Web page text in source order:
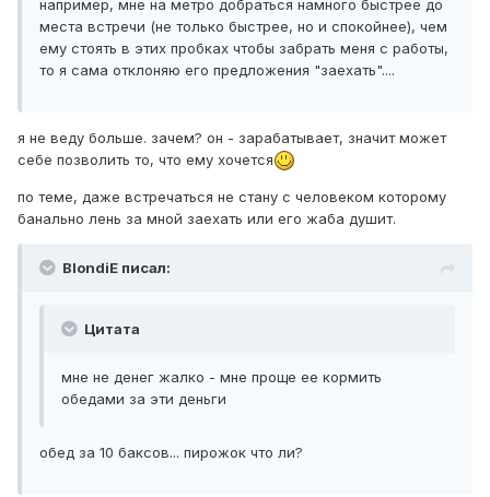
например, мне на метро добраться намного быстрее до
места встречи (не только быстрее, но и спокойнее), чем
ему стоять в этих пробках чтобы забрать меня с работы,
то я сама отклоняю его предложения "заехать"....
я не веду больше. зачем? он - зарабатывает, значит может
себе позволить то, что ему хочется
по теме, даже встречаться не стану с человеком которому
банально лень за мной заехать или его жаба душит.
BlondiE писал:
Цитата
мне не денег жалко - мне проще ее кормить
обедами за эти деньги
обед за 10 баксов... пирожок что ли?